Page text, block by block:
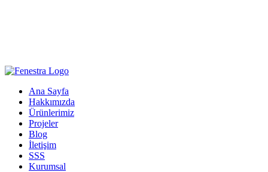
Ana Sayfa
Hakkımızda
Ürünlerimiz
Projeler
Blog
İletişim
SSS
Kurumsal